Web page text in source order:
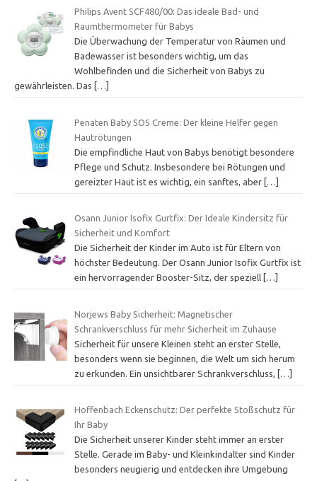
Philips Avent SCF480/00: Das ideale Bad- und
Raumthermometer für Babys
Die Überwachung der Temperatur von Räumen und
Badewasser ist besonders wichtig, um das
Wohlbefinden und die Sicherheit von Babys zu
gewährleisten. Das
[…]
Penaten Baby SOS Creme: Der kleine Helfer gegen
Hautrötungen
Die empfindliche Haut von Babys benötigt besondere
Pflege und Schutz. Insbesondere bei Rötungen und
gereizter Haut ist es wichtig, ein sanftes, aber […]
Osann Junior Isofix Gurtfix: Der Ideale Kindersitz für
Sicherheit und Komfort
Die Sicherheit der Kinder im Auto ist für Eltern von
höchster Bedeutung. Der Osann Junior Isofix Gurtfix ist
ein hervorragender Booster-Sitz, der speziell […]
Norjews Baby Sicherheit: Magnetischer
Schrankverschluss für mehr Sicherheit im Zuhause
Sicherheit für unsere Kleinen steht an erster Stelle,
besonders wenn sie beginnen, die Welt um sich herum
zu erkunden. Ein unsichtbarer Schrankverschluss,
[…]
Hoffenbach Eckenschutz: Der perfekte Stoßschutz für
Ihr Baby
Die Sicherheit unserer Kinder steht immer an erster
Stelle. Gerade im Baby- und Kleinkindalter sind Kinder
besonders neugierig und entdecken ihre Umgebung